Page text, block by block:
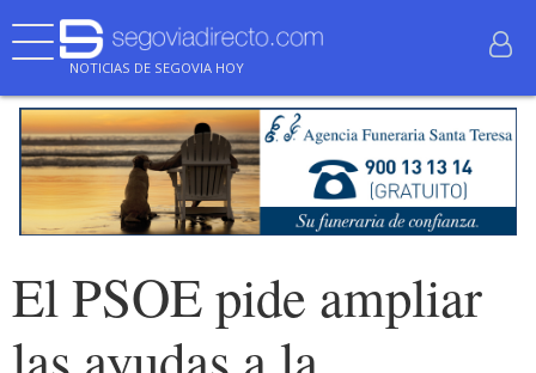
NOTICIAS DE SEGOVIA HOY
El PSOE pide ampliar